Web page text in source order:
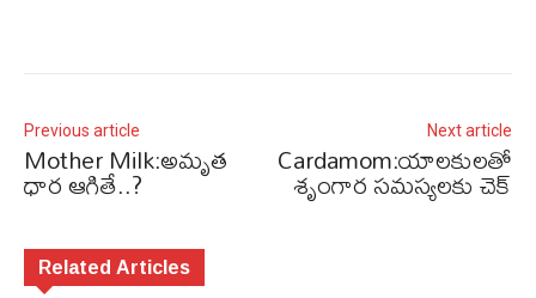
Previous article
Mother Milk:అమృత
ధార ఆగితే..?
Next article
Cardamom:యాల‌కుల‌తో
శృంగార స‌మ‌స్య‌ల‌కు చెక్‌
Related Articles